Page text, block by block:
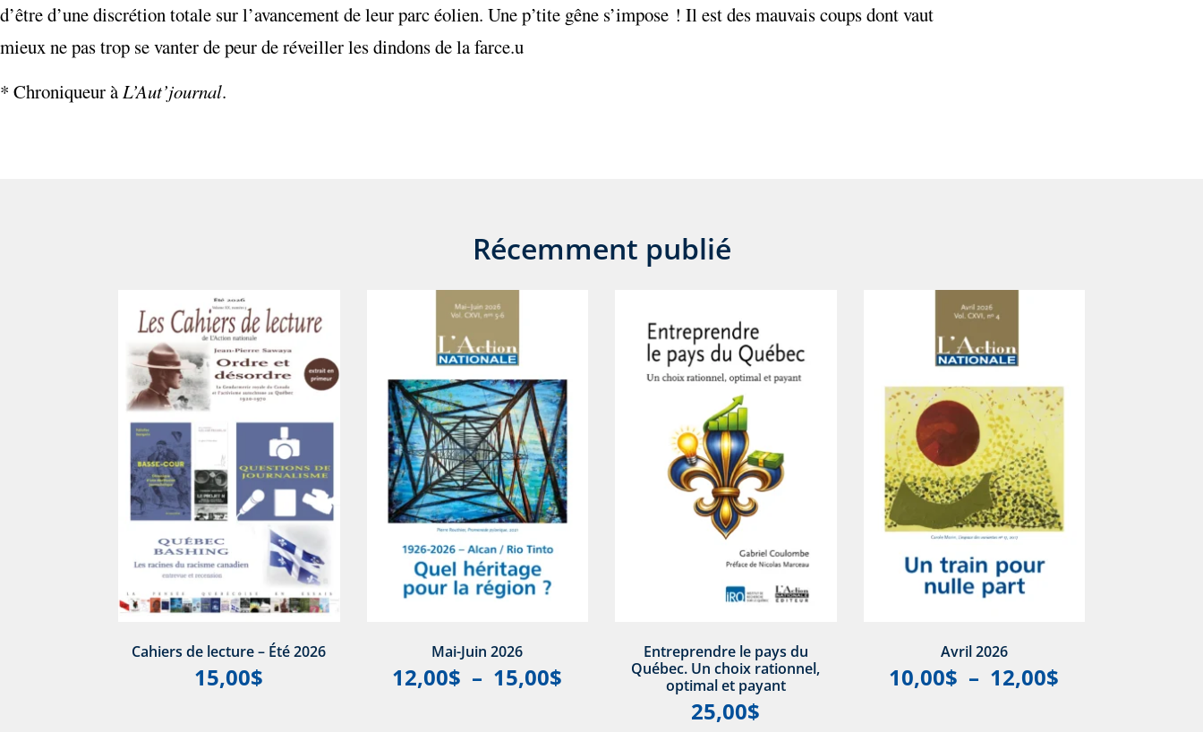
d’être d’une discrétion totale sur l’avancement de leur parc éolien. Une p’tite gêne s’impose ! Il est des mauvais coups dont vaut
mieux ne pas trop se vanter de peur de réveiller les dindons de la farce.u
* Chroniqueur àL’Aut’journal.
Récemment publié
Cahiers de lecture – Été 2026
15,00$
Mai-Juin 2026
12,00$ – 15,00$
Entreprendre le pays du
Québec. Un choix rationnel,
optimal et payant
25,00$
Avril 2026
10,00$ – 12,00$